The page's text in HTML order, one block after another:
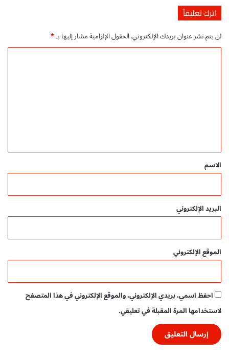
اترك تعليقاً
لن يتم نشر عنوان بريدك الإلكتروني.الحقول الإلزامية مشار إليها بـ*
*
الاسم
البريد الإلكتروني
الموقع الإلكتروني
احفظ اسمي، بريدي الإلكتروني، والموقع الإلكتروني في هذا المتصفح
لاستخدامها المرة المقبلة في تعليقي.